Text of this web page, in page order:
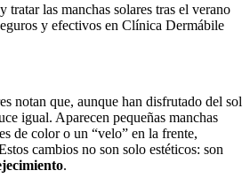
tratar las manchas solares tras el verano
y efectivos en Clínica Dermábile
notan que, aunque han disfrutado del sol
igual. Aparecen pequeñas manchas
de color o un “velo” en la frente,
cambios no son solo estéticos: son
.